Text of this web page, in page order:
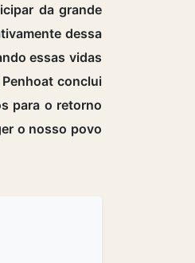
da grande
dessa
essas vidas
conclui
para o retorno
o nosso povo